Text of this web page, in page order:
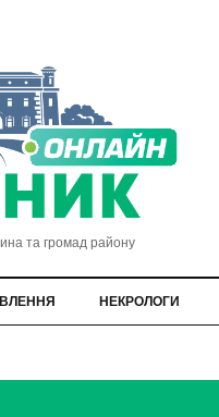
та громад району
НЕКРОЛОГИ